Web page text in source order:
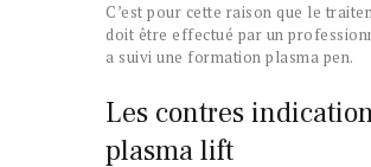
C’est pour cette raison que le
doit être effectué par un
a suivi une formation plasma pen.
Les contres
plasma lift